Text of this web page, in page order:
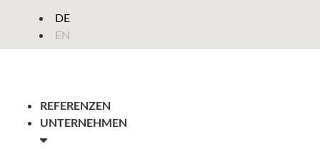
DE
EN
REFERENZEN
UNTERNEHMEN